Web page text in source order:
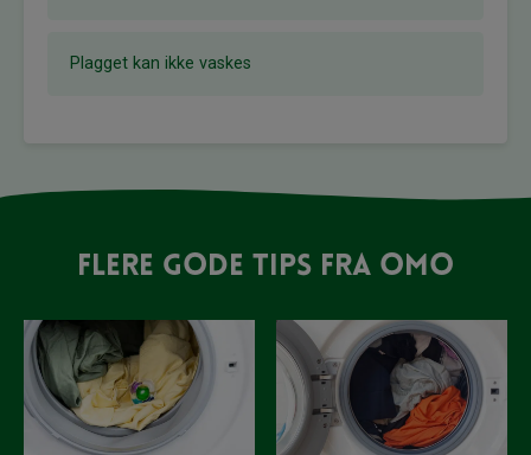
Plagget kan ikke vaskes
Flere gode tips fra OMO